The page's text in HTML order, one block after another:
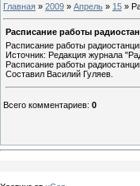
Главная » 2009 » Апрель » 15 »
Расписание работы
Расписание работы
Источник: Редакция журнала
Расписание работы
Составил Василий Гуляев.
Всего комментариев: 0